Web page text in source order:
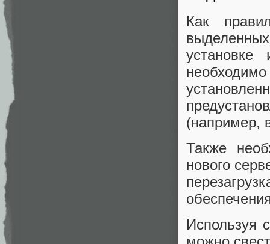
Как
(например,
Также
нового
Используя